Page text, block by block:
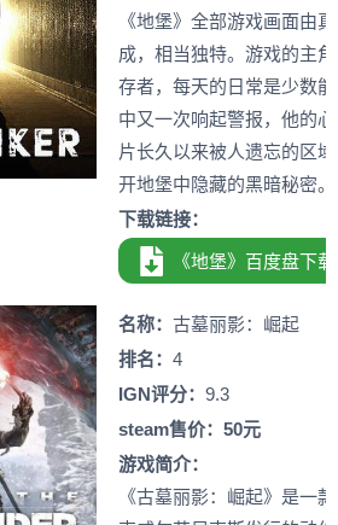
《地堡》全部游戏画面由
成，相当独特。游戏的主
存者，每天的日常是少数
中又一次响起警报，他的
片长久以来被人遗忘的区
开地堡中隐藏的黑暗秘密。
下载链接：
《地堡》百度盘下载
名称： 古墓丽影：崛起
排名： 4
IGN评分： 9.3
steam售价：50元
游戏简介：
《古墓丽影：崛起》是一